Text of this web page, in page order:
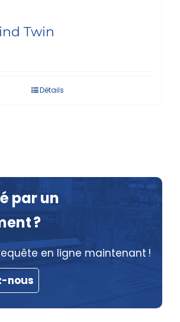
Twin
Détails
par un
?
en ligne maintenant !
nous